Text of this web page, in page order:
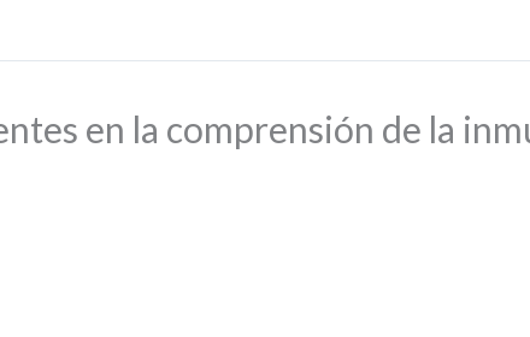
en la comprensión de la